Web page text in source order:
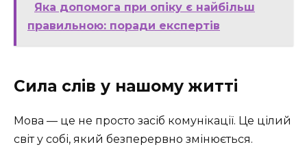
Яка допомога при опіку є найбільш
правильною: поради експертів
Сила слів у нашому житті
Мова — це не просто засіб комунікації. Це цілий
світ у собі, який безперервно змінюється.